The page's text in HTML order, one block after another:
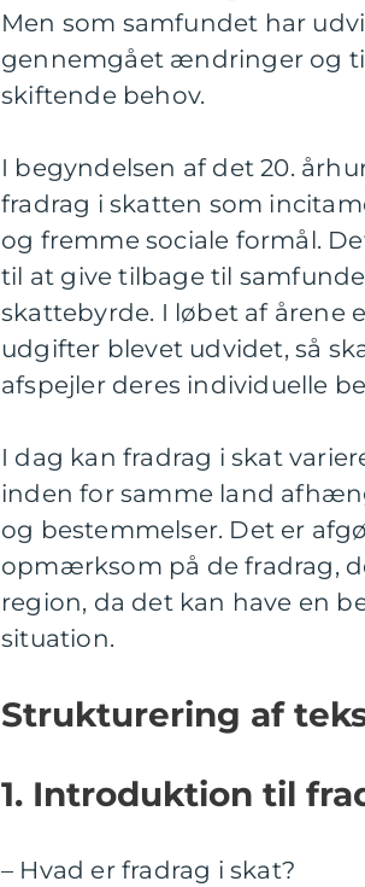
Men som samfundet har
gennemgået ændringer og
skiftende behov.
I begyndelsen af det 20.
fradrag i skatten som
og fremme sociale formål.
til at give tilbage til
skattebyrde. I løbet af årene
udgifter blevet udvidet, så
afspejler deres individuelle
I dag kan fradrag i skat
inden for samme land
og bestemmelser. Det er
opmærksom på de fradrag,
region, da det kan have en
situation.
Strukturering af
1. Introduktion til
– Hvad er fradrag i skat?